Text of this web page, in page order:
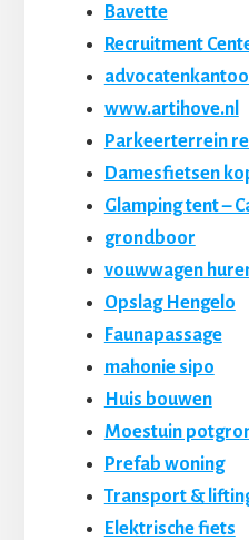
Bavette
Recruitment
www.artihove.nl
Parkeerterrein
Damesfietsen
Glamping tent –
grondboor
vouwwagen
Opslag Hengelo
Faunapassage
mahonie sipo
Huis bouwen
Moestuin
Prefab woning
Transport &
Elektrische fiets